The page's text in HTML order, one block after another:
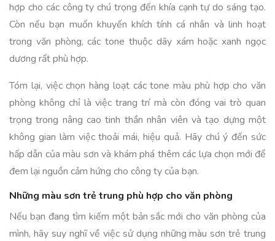
hợp cho các công ty chú trọng đến khía cạnh tự do sáng tạo.
Còn nếu bạn muốn khuyến khích tính cá nhân và linh hoạt
trong văn phòng, các tone thuộc dãy xám hoặc xanh ngọc
dương rất phù hợp.
Tóm lại, việc chọn hàng loạt các tone màu phù hợp cho văn
phòng không chỉ là việc trang trí mà còn đóng vai trò quan
trọng trong nâng cao tinh thần nhân viên và tạo dựng một
không gian làm việc thoải mái, hiệu quả. Hãy chú ý đến sức
hấp dẫn của màu sơn và khám phá thêm các lựa chọn mới để
đem lại nguồn cảm hứng cho công ty của bạn.
Những màu sơn trẻ trung phù hợp cho văn phòng
Nếu bạn đang tìm kiếm một bản sắc mới cho văn phòng của
mình, hãy suy nghĩ về việc sử dụng những màu sơn trẻ trung